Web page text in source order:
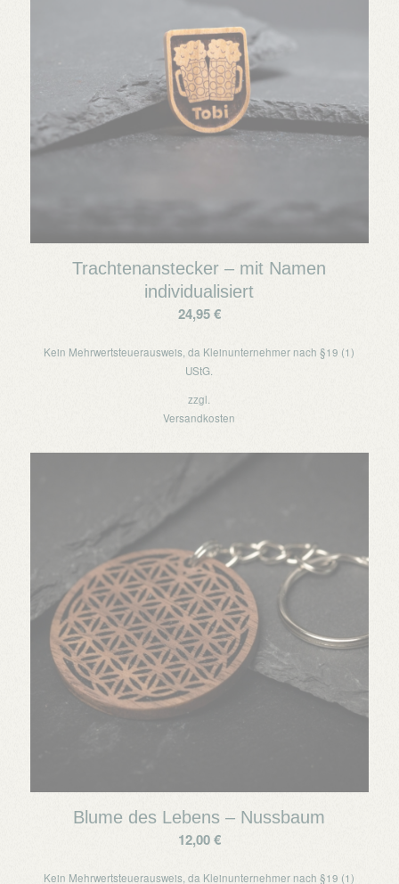
Trachtenanstecker – mit Namen
individualisiert
24,95€
Kein Mehrwertsteuerausweis, da Kleinunternehmer nach §19 (1)
UStG.
zzgl.
Versandkosten
Blume des Lebens – Nussbaum
12,00€
Kein Mehrwertsteuerausweis, da Kleinunternehmer nach §19 (1)